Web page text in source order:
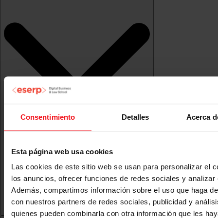
Consentimiento Detalles Acerca
Esta página web usa cookies
Las cookies de este sitio web se usan para personalizar el
los anuncios, ofrecer funciones de redes sociales y analizar
Además, compartimos información sobre el uso que haga
con nuestros partners de redes sociales, publicidad y
quienes pueden combinarla con otra información que les